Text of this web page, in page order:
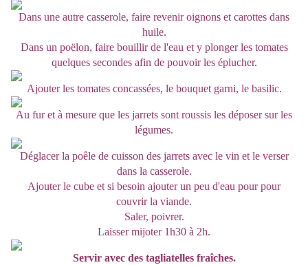
Dans une autre casserole, faire revenir oignons et carottes dans
huile.
Dans un poëlon, faire bouillir de l'eau et y plonger les tomates
quelques secondes afin de pouvoir les éplucher.
Ajouter les tomates concassées, le bouquet garni, le basilic.
Au fur et à mesure que les jarrets sont roussis les déposer sur les
légumes.
Déglacer la poêle de cuisson des jarrets avec le vin et le verser
dans la casserole.
Ajouter le cube et si besoin ajouter un peu d'eau pour pour
couvrir la viande.
Saler, poivrer.
Laisser mijoter 1h30 à 2h.
Servir avec des tagliatelles fraîches.